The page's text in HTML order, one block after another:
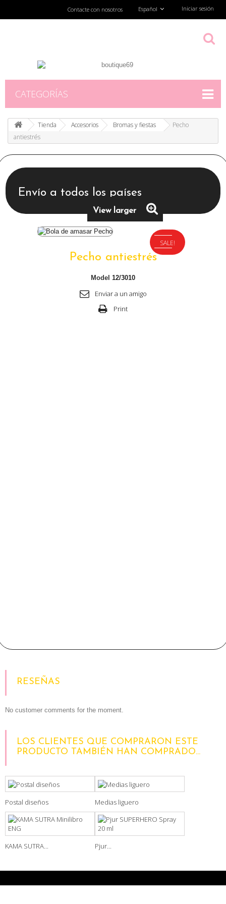
Iniciar sesión
Español
Contacte con nosotros
CATEGORÍAS
Tienda Accesorios Bromas y fiestas
Pecho
antiestrés
Envío a todos los países
SALE!
View larger
Pecho antiestrés
Model 12/3010
Enviar a un amigo
Print
RESEÑAS
No customer comments for the moment.
LOS CLIENTES QUE COMPRARON ESTE
PRODUCTO TAMBIÉN HAN COMPRADO...
Postal diseños Medias liguero
KAMA SUTRA... Pjur...